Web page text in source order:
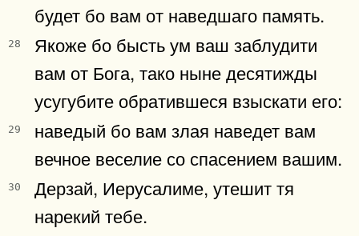
будет бо вам от наведшаго память.
28
Якоже бо бысть ум ваш заблудити
вам от Бога, тако ныне десятижды
усугубите обратившеся взыскати его:
29
наведый бо вам злая наведет вам
вечное веселие со спасением вашим.
30
Дерзай, Иерусалиме, утешит тя
нарекий тебе.